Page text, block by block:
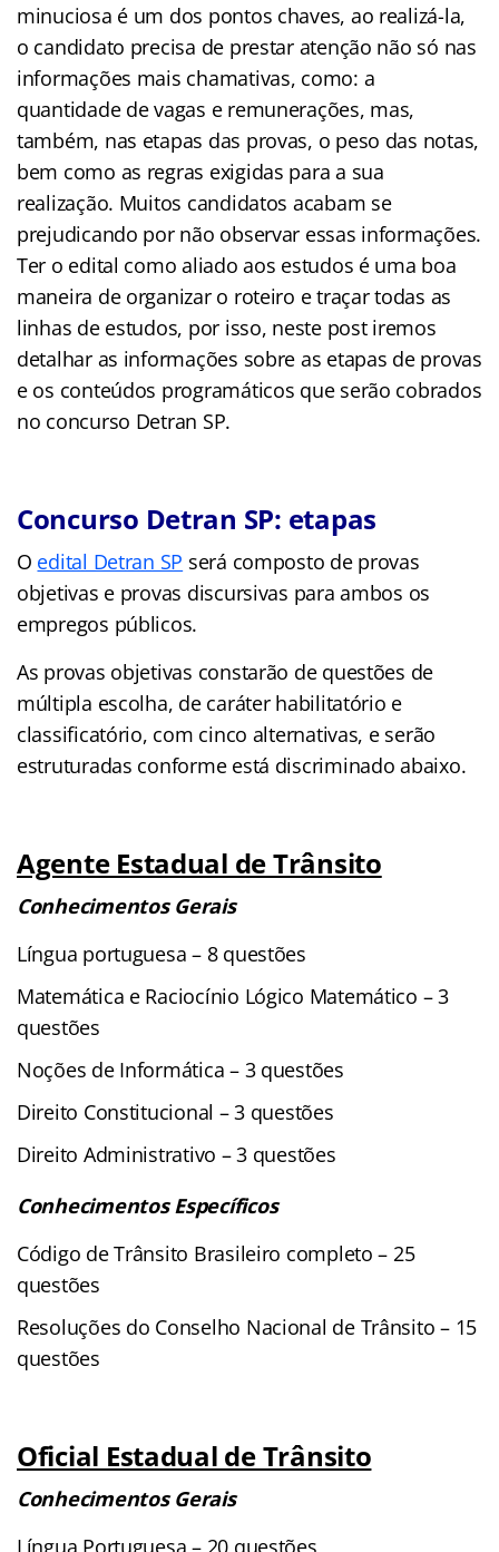
minuciosa é um dos pontos chaves, ao realizá-la,
o candidato precisa de prestar atenção não só nas
informações mais chamativas, como: a
quantidade de vagas e remunerações, mas,
também, nas etapas das provas, o peso das notas,
bem como as regras exigidas para a sua
realização. Muitos candidatos acabam se
prejudicando por não observar essas informações.
Ter o edital como aliado aos estudos é uma boa
maneira de organizar o roteiro e traçar todas as
linhas de estudos, por isso, neste post iremos
detalhar as informações sobre as etapas de provas
e os conteúdos programáticos que serão cobrados
no concurso Detran SP.
Concurso Detran SP: etapas
O edital Detran SP será composto de provas
objetivas e provas discursivas para ambos os
empregos públicos.
As provas objetivas constarão de questões de
múltipla escolha, de caráter habilitatório e
classificatório, com cinco alternativas, e serão
estruturadas conforme está discriminado abaixo.
Agente Estadual de Trânsito
Conhecimentos Gerais
Língua portuguesa – 8 questões
Matemática e Raciocínio Lógico Matemático – 3
questões
Noções de Informática – 3 questões
Direito Constitucional – 3 questões
Direito Administrativo – 3 questões
Conhecimentos Específicos
Código de Trânsito Brasileiro completo – 25
questões
Resoluções do Conselho Nacional de Trânsito – 15
questões
Oficial Estadual de Trânsito
Conhecimentos Gerais
Língua Portuguesa – 20 questões